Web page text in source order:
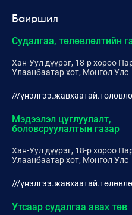
Байршил
Судалгаа, төлөвлөлтийн
Хан-Уул дүүрэг, 18-р хороо
Улаанбаатар хот, Монгол Улс
///
Мэдээлэл цуглуулалт,
боловсруулалтын газар
Хан-Уул дүүрэг, 18-р хороо
Улаанбаатар хот, Монгол Улс
///
Утсаар судалгаа авах төв